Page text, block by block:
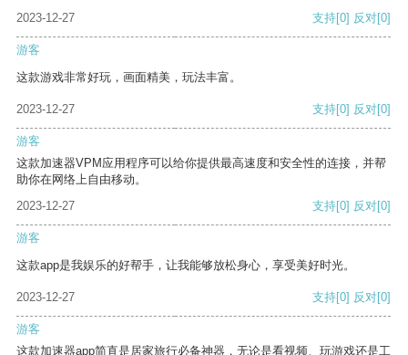
2023-12-27
支持[0] 反对[0]
游客
这款游戏非常好玩，画面精美，玩法丰富。
2023-12-27 支持[0] 反对[0]
游客
这款加速器VPM应用程序可以给你提供最高速度和安全性的连接，并帮
助你在网络上自由移动。
2023-12-27
支持[0] 反对[0]
游客
这款app是我娱乐的好帮手，让我能够放松身心，享受美好时光。
2023-12-27 支持[0] 反对[0]
游客
这款加速器app简直是居家旅行必备神器，无论是看视频、玩游戏还是工